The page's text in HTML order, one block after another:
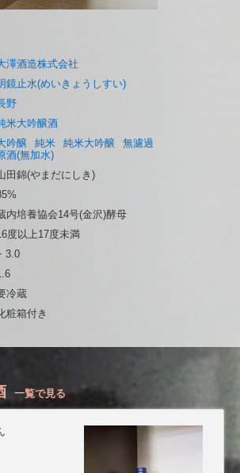
澤酒造株式会社
鏡止水(めいきょうしすい)
野
米大吟醸酒
吟醸 純米 純米大吟醸
無濾過
酒(無加水)
田錦(やまだにしき)
内培養協会14号(金沢)酵母
度以上17度未満
3.0
冷蔵
粧箱付き
一覧で見る